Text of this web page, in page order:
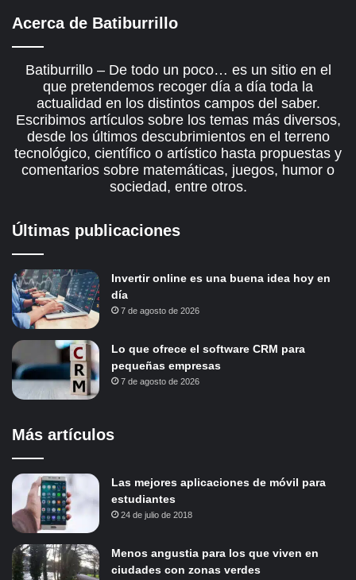
Acerca de Batiburrillo
Batiburrillo – De todo un poco… es un sitio en el
que pretendemos recoger día a día toda la
actualidad en los distintos campos del saber.
Escribimos artículos sobre los temas más diversos,
desde los últimos descubrimientos en el terreno
tecnológico, científico o artístico hasta propuestas y
comentarios sobre matemáticas, juegos, humor o
sociedad, entre otros.
Últimas publicaciones
Invertir online es una buena idea hoy en
día
7 de agosto de 2026
Lo que ofrece el software CRM para
pequeñas empresas
7 de agosto de 2026
Más artículos
Las mejores aplicaciones de móvil para
estudiantes
24 de julio de 2018
Menos angustia para los que viven en
ciudades con zonas verdes